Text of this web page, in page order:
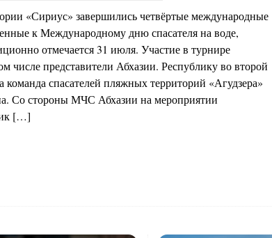
«Сириус» завершились четвёртые международные
к Международному дню спасателя на воде,
отмечается 31 июля. Участие в турнире
числе представители Абхазии. Республику во второй
команда спасателей пляжных территорий «Агудзера»
Со стороны МЧС Абхазии на мероприятии
[…]